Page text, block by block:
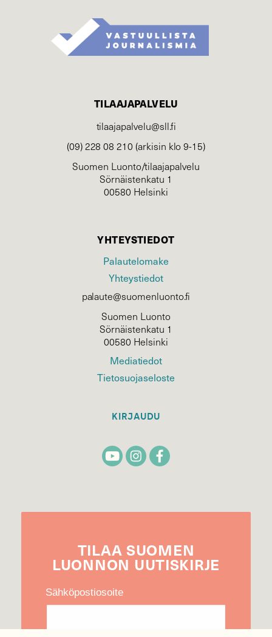
TILAAJAPALVELU
tilaajapalvelu@sll.fi
(09) 228 08 210 (arkisin klo 9-15)
Suomen Luonto/tilaajapalvelu
Sörnäistenkatu 1
00580 Helsinki
YHTEYSTIEDOT
Palautelomake
Yhteystiedot
palaute@suomenluonto.fi
Suomen Luonto
Sörnäistenkatu 1
00580 Helsinki
Mediatiedot
Tietosuojaseloste
KIRJAUDU
TILAA SUOMEN
LUONNON UUTIS­KIRJE
Sähköpostiosoite